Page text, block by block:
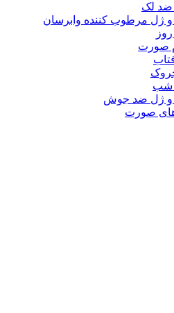
ضد لک
ژل مرطوب کننده وابرسان
صورت
شب
و ژل ضد جوش
های صورت